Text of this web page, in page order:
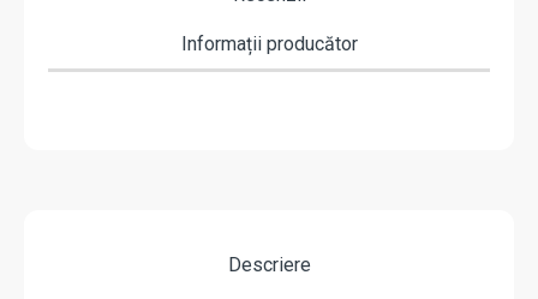
Informații producător
Descriere